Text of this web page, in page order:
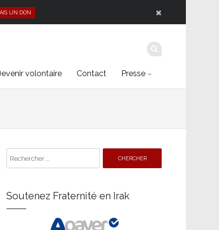
UN DON
volontaire Contact Presse
Soutenez Fraternité en Irak